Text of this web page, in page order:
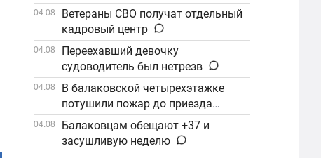
04.08
Ветераны СВО получат отдельный
кадровый центр
04.08
Переехавший девочку
судоводитель был нетрезв
04.08
В балаковской четырехэтажке
потушили пожар до приезда
огнеборцев
04.08
Балаковцам обещают +37 и
засушливую неделю